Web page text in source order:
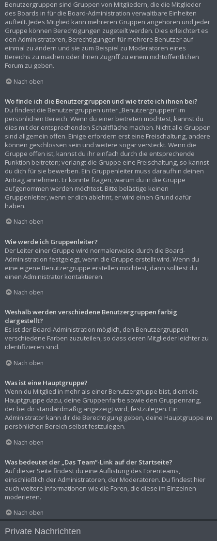
Benutzergruppen sind Gruppen von Mitgliedern, die die Mitglieder
des Boards in für die Board-Administration verwaltbare Einheiten
aufteilt. Jedes Mitglied kann mehreren Gruppen angehören und jeder
Gruppe können Berechtigungen zugeteilt werden. Dies erleichtert es
den Administratoren, Berechtigungen für mehrere Benutzer auf
einmal zu ändern und sie zum Beispiel zu Moderatoren eines
Bereichs zu machen oder ihnen Zugriff zu einem nichtöffentlichen
Forum zu geben.
Nach oben
Wo finde ich die Benutzergruppen und wie trete ich ihnen bei?
Du findest die Benutzergruppen unter „Benutzergruppen“ im
persönlichen Bereich. Wenn du einer beitreten möchtest, kannst du
dies mit der entsprechenden Schaltfläche machen. Nicht alle Gruppen
sind allgemein offen. Einige erfordern erst eine Freischaltung, andere
können geschlossen sein und weitere sogar versteckt. Wenn die
Gruppe offen ist, kannst du ihr einfach durch die entsprechende
Funktion beitreten; verlangt die Gruppe eine Freischaltung, so kannst
du dich für sie bewerben. Ein Gruppenleiter muss daraufhin deinen
Antrag annehmen. Er könnte fragen, warum du in die Gruppe
aufgenommen werden möchtest. Bitte belästige keinen
Gruppenleiter, wenn er dich ablehnt, er wird einen Grund dafür
haben.
Nach oben
Wie werde ich Gruppenleiter?
Der Leiter einer Gruppe wird normalerweise durch die Board-
Administration festgelegt, wenn die Gruppe erstellt wird. Wenn du
eine eigene Benutzergruppe erstellen möchtest, dann solltest du
einen Administrator kontaktieren.
Nach oben
Weshalb werden verschiedene Benutzergruppen farbig
dargestellt?
Es ist der Board-Administration möglich, den Benutzergruppen
verschiedene Farben zuzuteilen, so dass deren Mitglieder leichter zu
identifizieren sind.
Nach oben
Was ist eine Hauptgruppe?
Wenn du Mitglied in mehr als einer Benutzergruppe bist, dient die
Hauptgruppe dazu, deine Gruppenfarbe sowie den Gruppenrang,
der bei dir standardmäßig angezeigt wird, festzulegen. Ein
Administrator kann dir die Berechtigung geben, deine Hauptgruppe im
persönlichen Bereich selbst festzulegen.
Nach oben
Was bedeutet der „Das Team“-Link auf der Startseite?
Auf dieser Seite findest du eine Auflistung des Forenteams,
einschließlich der Administratoren, der Moderatoren. Du findest hier
auch weitere Informationen wie die Foren, die diese im Einzelnen
moderieren.
Nach oben
Private Nachrichten